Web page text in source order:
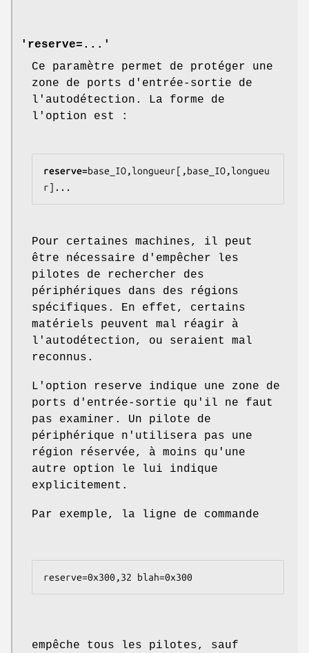
'reserve=...'
Ce paramètre permet de protéger une
zone de ports d'entrée-sortie de
l'autodétection. La forme de
l'option est :
reserve=base_IO,longueur[,base_IO,longueu
r]...
Pour certaines machines, il peut
être nécessaire d'empêcher les
pilotes de rechercher des
périphériques dans des régions
spécifiques. En effet, certains
matériels peuvent mal réagir à
l'autodétection, ou seraient mal
reconnus.
L'option reserve indique une zone de
ports d'entrée-sortie qu'il ne faut
pas examiner. Un pilote de
périphérique n'utilisera pas une
région réservée, à moins qu'une
autre option le lui indique
explicitement.
Par exemple, la ligne de commande
reserve=0x300,32 blah=0x300
empêche tous les pilotes, sauf